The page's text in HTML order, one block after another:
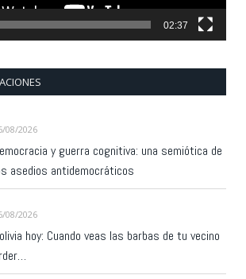
02:37
08/2026
y guerra cognitiva: una semiótica de
asedios antidemocráticos
08/2026
hoy: Cuando veas las barbas de tu vecino